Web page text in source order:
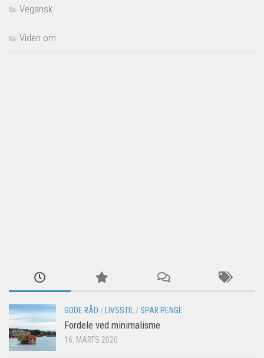
Vegansk
Viden om
GODE RÅD / LIVSSTIL / SPAR PENGE
Fordele ved minimalisme
16. MARTS 2020